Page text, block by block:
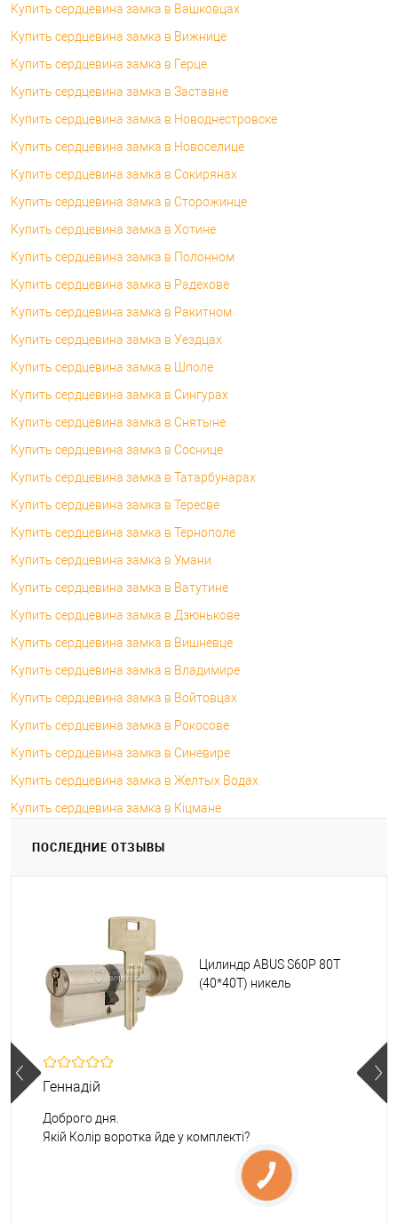
Купить сердцевина замка в Вашковцах
Купить сердцевина замка в Вижнице
Купить сердцевина замка в Герце
Купить сердцевина замка в Заставне
Купить сердцевина замка в Новоднестровске
Купить сердцевина замка в Новоселице
Купить сердцевина замка в Сокирянах
Купить сердцевина замка в Сторожинце
Купить сердцевина замка в Хотине
Купить сердцевина замка в Полонном
Купить сердцевина замка в Радехове
Купить сердцевина замка в Ракитном
Купить сердцевина замка в Уездцах
Купить сердцевина замка в Шполе
Купить сердцевина замка в Сингурах
Купить сердцевина замка в Снятыне
Купить сердцевина замка в Соснице
Купить сердцевина замка в Татарбунарах
Купить сердцевина замка в Тересве
Купить сердцевина замка в Тернополе
Купить сердцевина замка в Умани
Купить сердцевина замка в Ватутине
Купить сердцевина замка в Дзюнькове
Купить сердцевина замка в Вишневце
Купить сердцевина замка в Владимире
Купить сердцевина замка в Войтовцах
Купить сердцевина замка в Рокосове
Купить сердцевина замка в Синевире
Купить сердцевина замка в Желтых Водах
Купить сердцевина замка в Кіцмане
ПОСЛЕДНИЕ ОТЗЫВЫ
Цилиндр ABUS S60P 80T
(40*40T) никель
Геннадій
Доброго дня.
Якій Колір воротка йде у комплекті?